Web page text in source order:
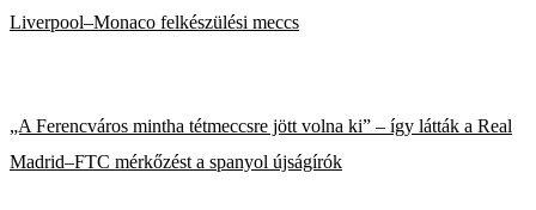
Liverpool–Monaco felkészülési meccs
„A Ferencváros mintha tétmeccsre jött volna ki” – így látták a Real
Madrid–FTC mérkőzést a spanyol újságírók